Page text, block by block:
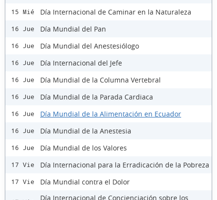
15 Mié Día Internacional de Caminar en la Naturaleza
16 Jue Día Mundial del Pan
16 Jue Día Mundial del Anestesiólogo
16 Jue Día Internacional del Jefe
16 Jue Día Mundial de la Columna Vertebral
16 Jue Día Mundial de la Parada Cardiaca
16 Jue Día Mundial de la Alimentación en Ecuador
16 Jue Día Mundial de la Anestesia
16 Jue Día Mundial de los Valores
17 Vie Día Internacional para la Erradicación de la Pobreza
17 Vie Día Mundial contra el Dolor
Día Internacional de Concienciación sobre los